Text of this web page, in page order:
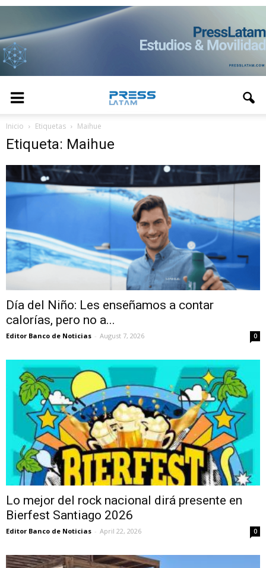
Inicio Etiquetas Maihue
Etiqueta: Maihue
Día del Niño: Les enseñamos a contar
calorías, pero no a...
Editor Banco de Noticias - August 7, 2026 0
Lo mejor del rock nacional dirá presente en
Bierfest Santiago 2026
Editor Banco de Noticias - April 22, 2026 0